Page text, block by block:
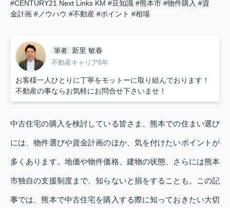
#CENTURY21 Next Links KM #豆知識 #熊本市 #物件購入 #資
金計画 #ノウハウ #不動産 #ポイント #相場
筆者 新里 敏春
不動産キャリア6年
お客様一人ひとりに丁寧をモットーに取り組んでおります！
不動産の事ならお気軽にお問合せ下さいませ！
中古住宅の購入を検討している皆さま、熊本での住まい選び
には、物件選びや資金計画のほか、気を付けたいポイントが
多くあります。地価や物件価格、建物の状態、さらには熊本
市独自の支援制度まで、知らないと損をすることも。この記
事では、熊本で中古住宅を購入する際に知っておきたい大切